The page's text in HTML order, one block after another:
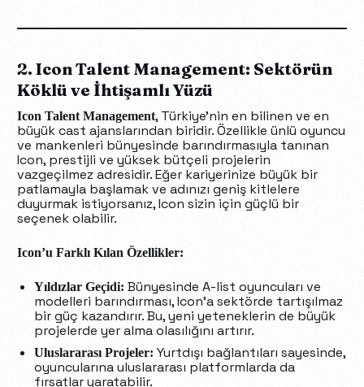
2. Icon Talent Management: Sektörün
Köklü ve İhtişamlı Yüzü
Icon Talent Management, Türkiye’nin en bilinen ve en
büyük cast ajanslarından biridir. Özellikle ünlü oyuncu
ve mankenleri bünyesinde barındırmasıyla tanınan
Icon, prestijli ve yüksek bütçeli projelerin
vazgeçilmez adresidir. Eğer kariyerinize büyük bir
patlamayla başlamak ve adınızı geniş kitlelere
duyurmak istiyorsanız, Icon sizin için güçlü bir
seçenek olabilir.
Icon’u Farklı Kılan Özellikler:
Yıldızlar Geçidi: Bünyesinde A-list oyuncuları ve
modelleri barındırması, Icon’a sektörde tartışılmaz
bir güç kazandırır. Bu, yeni yeteneklerin de büyük
projelerde yer alma olasılığını artırır.
Uluslararası Projeler: Yurtdışı bağlantıları sayesinde,
oyuncularına uluslararası platformlarda da
fırsatlar yaratabilir.